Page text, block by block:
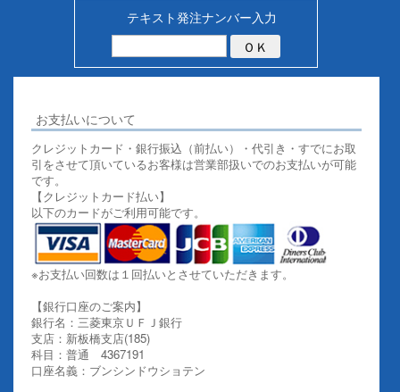
テキスト発注ナンバー入力
お支払いについて
クレジットカード・銀行振込（前払い）・代引き・すでにお取
引をさせて頂いているお客様は営業部扱いでのお支払いが可能
です。
【クレジットカード払い】
以下のカードがご利用可能です。
※お支払い回数は１回払いとさせていただきます。
【銀行口座のご案内】
銀行名：三菱東京ＵＦＪ銀行
支店：新板橋支店(185)
科目：普通 4367191
口座名義：ブンシンドウショテン